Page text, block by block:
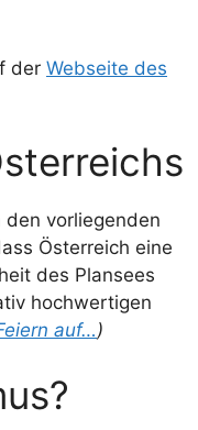
der Webseite des
vorliegenden
Österreich eine
des Plansees
hochwertigen
auf…)